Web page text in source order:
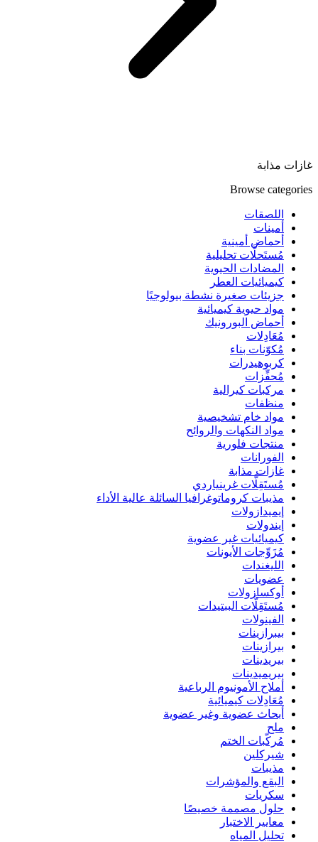
غازات مذابة
Browse categories
اللصقات
أمينات
أحماض أمينية
مُستَحلَّات تحليلية
المضادات الحيوية
كيميائيات العطر
جزيئات صغيرة نشطة بيولوجيًا
مواد حيوية كيميائية
أحماض البورونيك
مُعَادِلات
مُكوّنات بناء
كربوهيدرات
مُحفِّزات
مركبات كيرالية
منظفات
مواد خام تشخيصية
مواد النكهات والروائح
منتجات فلورية
الفورانات
غازات مذابة
مُستَقِلَّات غرينياردي
مذيبات كروماتوغرافيا السائلة عالية الأداء
إيميدازولات
إيندولات
كيميائيات غير عضوية
مُزَوِّجات الأيونات
الليغندات
عضويات
أوكسازولات
مُستَقِلَّات الببتيدات
الفينولات
بيبرازينات
بيرازينات
بيريدينات
بيريميدينات
أملاح الأمونيوم الرباعية
مُعَادِلات كيميائية
أبحاث عضوية وغير عضوية
ملح
مُركّبات الختم
شيركلين
مذيبات
البقع والمؤشرات
سكريات
حلول مصممة خصيصًا
معايير الاختبار
تحليل المياه